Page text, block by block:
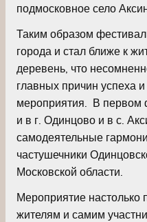
подмосковное село
Таким образом
города и стал ближе к
деревень, что
главных причин успеха
мероприятия. В
и в г. Одинцово и в с.
самодеятельные
частушечники
Московской области.
Мероприятие настолько
жителям и самим